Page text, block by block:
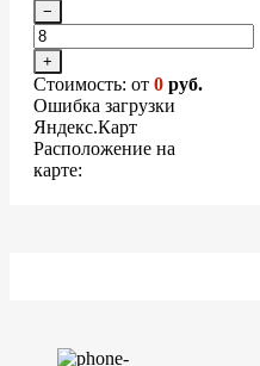
−
+
Стоимость: от 0 руб.
Ошибка загрузки
Яндекс.Карт
Расположение на
карте: